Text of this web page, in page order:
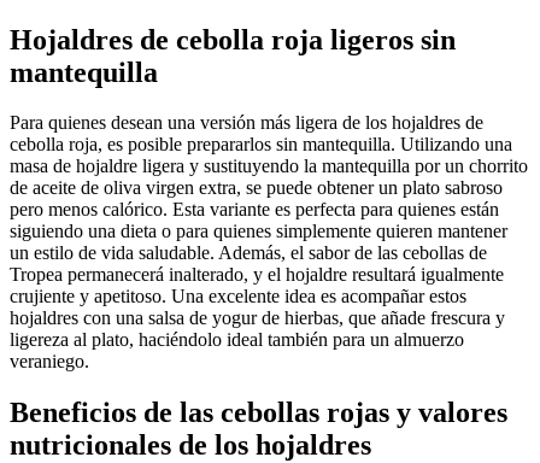
Hojaldres de cebolla roja ligeros sin
mantequilla
Para quienes desean una versión más ligera de los hojaldres de
cebolla roja, es posible prepararlos sin mantequilla. Utilizando una
masa de hojaldre ligera y sustituyendo la mantequilla por un chorrito
de aceite de oliva virgen extra, se puede obtener un plato sabroso
pero menos calórico. Esta variante es perfecta para quienes están
siguiendo una dieta o para quienes simplemente quieren mantener
un estilo de vida saludable. Además, el sabor de las cebollas de
Tropea permanecerá inalterado, y el hojaldre resultará igualmente
crujiente y apetitoso. Una excelente idea es acompañar estos
hojaldres con una salsa de yogur de hierbas, que añade frescura y
ligereza al plato, haciéndolo ideal también para un almuerzo
veraniego.
Beneficios de las cebollas rojas y valores
nutricionales de los hojaldres